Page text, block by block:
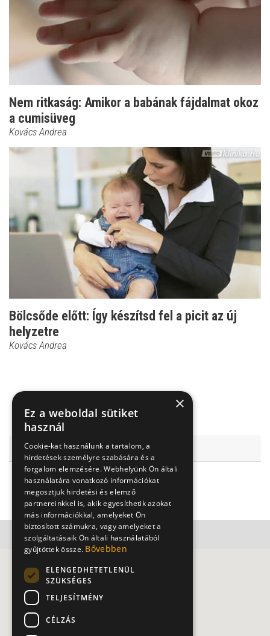
Nem ritkaság: Amikor a babának fájdalmat okoz
a cumisüveg
Kovács Andrea
Bölcsőde előtt: Így készítsd fel a picit az új
helyzetre
Kovács Andrea
Milupa Tanácsadás
Hétfő-péntek: 09.00-17.00
+3680300003
×
Ez a weboldal sütiket
használ
Cookie-kat használunk a tartalom, a
hirdetések személyre szabására és a
forgalom elemzésére. Webhelyünk Ön általi
használatára vonatkozó információkat
megosztjuk hirdetési és elemző
partnereinkkel is, akik egyesíthetik azokat
más információkkal, amelyeket Ön
biztosított számukra, vagy amelyeket a
szolgáltatásaik Ön általi használatából
gyűjtöttek össze. Bővebben
ELENGEDHETETLENÜL
SZÜKSÉGES
TELJESÍTMÉNY
CÉLZÁS